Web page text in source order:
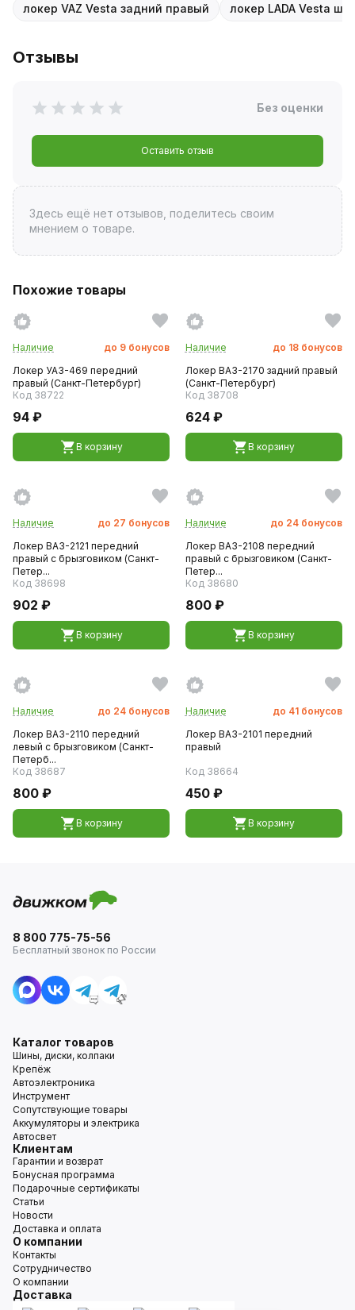
локер VAZ Vesta задний правый локер LADA Vesta
Отзывы
Без оценки
Оставить отзыв
Здесь ещё нет отзывов, поделитесь своим
мнением о товаре.
Похожие товары
Наличие до 9 бонусов
Локер УАЗ-469 передний
правый (Санкт-Петербург)
Код 38722
94 ₽
В корзину
Наличие до 18 бонусов
Локер ВАЗ-2170 задний правый
(Санкт-Петербург)
Код 38708
624 ₽
В корзину
Наличие до 27 бонусов
Локер ВАЗ-2121 передний
правый с брызговиком (Санкт-
Петер...
Код 38698
902 ₽
В корзину
Наличие до 24 бонусов
Локер ВАЗ-2108 передний
правый с брызговиком (Санкт-
Петер...
Код 38680
800 ₽
В корзину
Наличие до 24 бонусов
Локер ВАЗ-2110 передний
левый с брызговиком (Санкт-
Петерб...
Код 38687
800 ₽
В корзину
Наличие до 41 бонусов
Локер ВАЗ-2101 передний
правый
Код 38664
450 ₽
В корзину
8 800 775-75-56
Бесплатный звонок по России
Каталог товаров
Шины, диски, колпаки
Крепёж
Автоэлектроника
Инструмент
Сопутствующие товары
Аккумуляторы и электрика
Автосвет
Клиентам
Гарантии и возврат
Бонусная программа
Подарочные сертификаты
Статьи
Новости
Доставка и оплата
О компании
Контакты
Сотрудничество
О компании
Доставка